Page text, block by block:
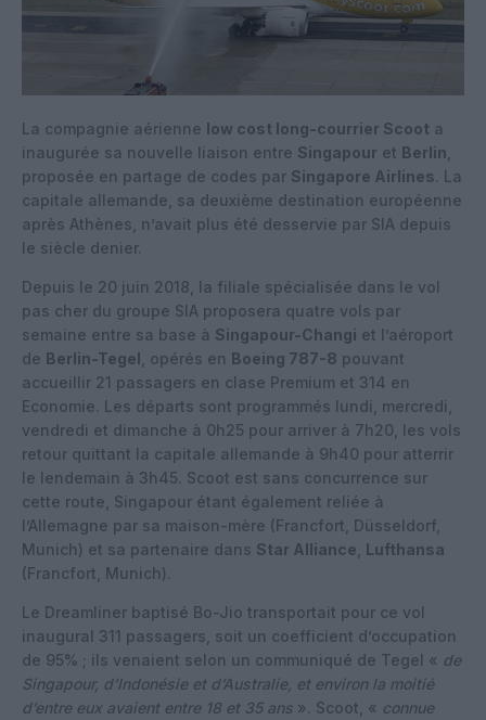
La compagnie aérienne low cost long-courrier Scoot a
inaugurée sa nouvelle liaison entre Singapour et Berlin
proposée en partage de codes par Singapore Airlines. La
capitale allemande, sa deuxième destination européenne
après Athènes, n’avait plus été desservie par SIA depuis
le siècle denier.
Depuis le 20 juin 2018, la filiale spécialisée dans le vol
pas cher du groupe SIA proposera quatre vols par
semaine entre sa base à Singapour-Changi et l’aéroport
de Berlin-Tegel , opérés en Boeing 787-8 pouvant
accueillir 21 passagers en clase Premium et 314 en
Economie. Les départs sont programmés lundi, mercredi,
vendredi et dimanche à 0h25 pour arriver à 7h20, les vols
retour quittant la capitale allemande à 9h40 pour atterrir
le lendemain à 3h45. Scoot est sans concurrence sur
cette route, Singapour étant également reliée à
l’Allemagne par sa maison-mère (Francfort, Düsseldorf,
Munich) et sa partenaire dans Star Alliance Lufthansa
(Francfort, Munich).
Le Dreamliner baptisé Bo-Jio transportait pour ce vol
inaugural 311 passagers, soit un coefficient d’occupation
de 95% ; ils venaient selon un communiqué de Tegel « de
Singapour, d’Indonésie et d’Australie, et environ la moitié
d’entre eux avaient entre 18 et 35 ans ». Scoot, « connue